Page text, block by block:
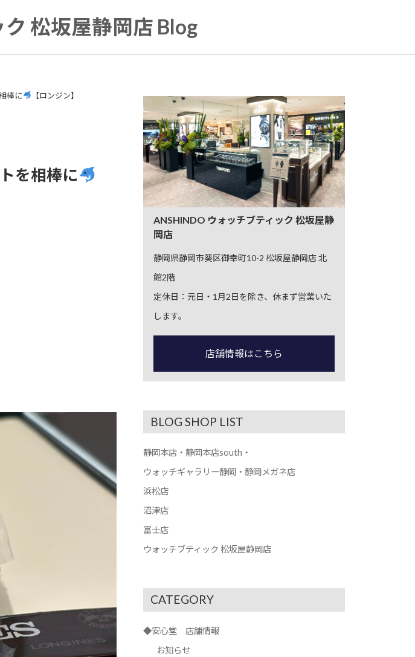
松坂屋静岡店 Blog
棒に 【ロンジン】
を相棒に
ANSHINDO ウォッチブティック 松坂屋静
岡店
静岡県静岡市葵区御幸町10-2 松坂屋静岡店 北
館2階
定休日：元日・1月2日を除き、休まず営業いた
します。
店舗情報はこちら
BLOG SHOP LIST
静岡本店・静岡本店south・
ウォッチギャラリー静岡・静岡メガネ店
浜松店
沼津店
富士店
ウォッチブティック 松坂屋静岡店
CATEGORY
◆安心堂 店舗情報
お知らせ